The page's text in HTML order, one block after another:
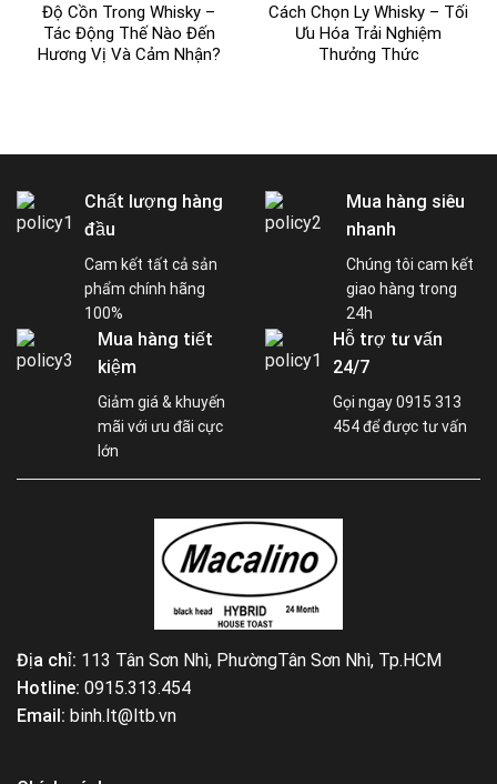
Độ Cồn Trong Whisky –
Tác Động Thế Nào Đến
Hương Vị Và Cảm Nhận?
Cách Chọn Ly Whisky – Tối
Ưu Hóa Trải Nghiệm
Thưởng Thức
Chất lượng hàng
đầu
Cam kết tất cả sản
phẩm chính hãng
100%
Mua hàng siêu
nhanh
Chúng tôi cam kết
giao hàng trong
24h
Mua hàng tiết
kiệm
Giảm giá & khuyến
mãi với ưu đãi cực
lớn
Hỗ trợ tư vấn
24/7
Gọi ngay 0915 313
454 để được tư vấn
Địa chỉ: 113 Tân Sơn Nhì, PhườngTân Sơn Nhì, Tp.HCM
Hotline: 0915.313.454
Email: binh.lt@ltb.vn